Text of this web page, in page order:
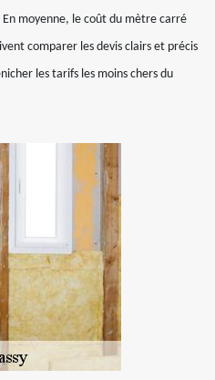
moyenne, le coût du mètre carré
comparer les devis clairs et précis
les tarifs les moins chers du